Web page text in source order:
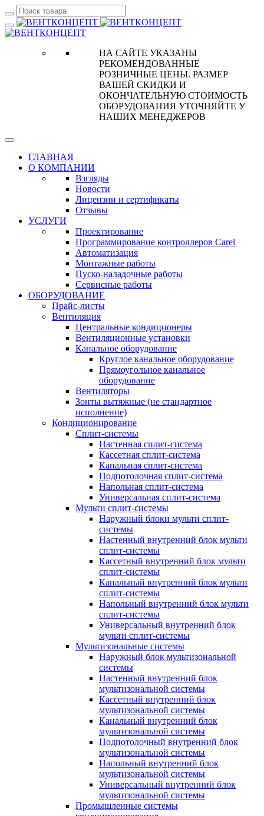
НА САЙТЕ УКАЗАНЫ
РЕКОМЕНДОВАННЫЕ
РОЗНИЧНЫЕ ЦЕНЫ. РАЗМЕР
ВАШЕЙ СКИДКИ И
ОКОНЧАТЕЛЬНУЮ СТОИМОСТЬ
ОБОРУДОВАНИЯ УТОЧНЯЙТЕ У
НАШИХ МЕНЕДЖЕРОВ
ГЛАВНАЯ
О КОМПАНИИ
Взгляды
Новости
Лицензии и сертификаты
Отзывы
УСЛУГИ
Проектирование
Программирование контроллеров Carel
Автоматизация
Монтажные работы
Пуско-наладочные работы
Сервисные работы
ОБОРУДОВАНИЕ
Прайс-листы
Вентиляция
Центральные кондиционеры
Вентиляционные установки
Канальное оборудование
Круглое канальное оборудование
Прямоугольное канальное
оборудование
Вентиляторы
Зонты вытяжные (не стандартное
исполнение)
Кондиционирование
Сплит-системы
Настенная сплит-система
Кассетная сплит-система
Канальная сплит-система
Подпотолочная сплит-система
Напольная сплит-система
Универсальная сплит-система
Мульти сплит-системы
Наружный блоки мульти сплит-
системы
Настенный внутренний блок мульти
сплит-системы
Кассетный внутренний блок мульти
сплит-системы
Канальный внутренний блок мульти
сплит-системы
Напольный внутренний блок мульти
сплит-системы
Универсальный внутренний блок
мульти сплит-системы
Мультизональные системы
Наружный блок мультизональной
системы
Настенный внутренний блок
мультизональной системы
Кассетный внутренний блок
мультизональной системы
Канальный внутренний блок
мультизональной системы
Подпотолочный внутренний блок
мультизональной системы
Напольный внутренний блок
мультизональной системы
Универсальный внутренний блок
мультизональной системы
Промышленные системы